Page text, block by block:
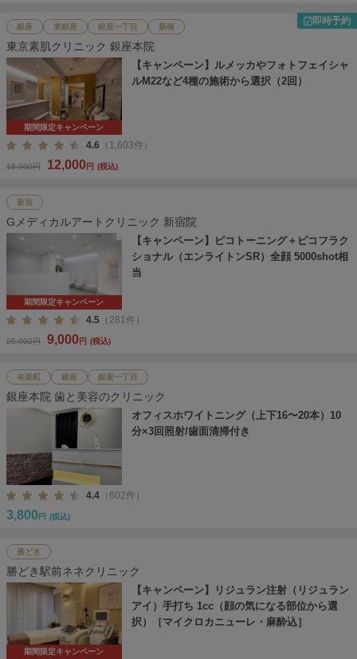
銀座 東銀座 銀座一丁目 新橋
即時予約
東京素肌クリニック 銀座本院
期間限定キャンペーン
【キャンペーン】ルメッカやフォトフェイシャ
ルM22など4種の施術から選択（2回）
4.6 （1,603件）
18,000円 12,000円 (税込)
新宿
Gメディカルアートクリニック 新宿院
期間限定キャンペーン
【キャンペーン】ピコトーニング＋ピコフラク
ショナル（エンライトンSR）全顔 5000shot相
当
4.5 （281件）
25,000円 9,000円 (税込)
有楽町 銀座 銀座一丁目
銀座本院 歯と美容のクリニック
オフィスホワイトニング（上下16〜20本）10
分×3回照射/歯面清掃付き
4.4 （602件）
3,800 円 (税込)
勝どき
勝どき駅前ネネクリニック
期間限定キャンペーン
【キャンペーン】リジュラン注射（リジュラン
アイ）手打ち 1cc（顔の気になる部位から選
択）［マイクロカニューレ・麻酔込］